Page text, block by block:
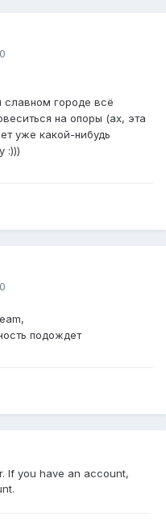
славном городе всё
на опоры (ах, эта
уже какой-нибудь
:)))
подождет
If you have an account,